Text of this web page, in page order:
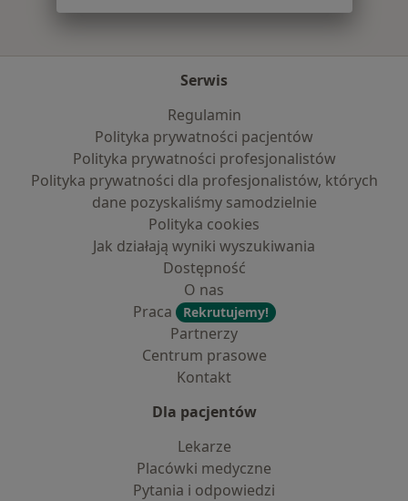
Serwis
Regulamin
Polityka prywatności pacjentów
Polityka prywatności profesjonalistów
Polityka prywatności dla profesjonalistów, których
dane pozyskaliśmy samodzielnie
Polityka cookies
Jak działają wyniki wyszukiwania
Dostępność
O nas
Praca
Rekrutujemy!
Partnerzy
Centrum prasowe
Kontakt
Dla pacjentów
Lekarze
Placówki medyczne
Pytania i odpowiedzi